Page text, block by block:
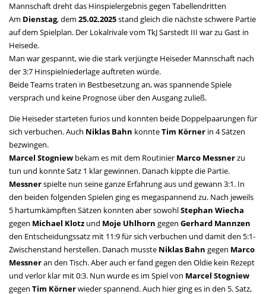
Mannschaft dreht das Hinspielergebnis gegen Tabellendritten
Am Dienstag, dem 25.02.2025stand gleich die nächste schwere Partie
auf dem Spielplan. Der Lokalrivale vom TkJ Sarstedt III war zu Gast in
Heisede.
Man war gespannt, wie die stark verjüngte Heiseder Mannschaft nach
der 3:7 Hinspielniederlage auftreten würde.
Beide Teams traten in Bestbesetzung an, was spannende Spiele
versprach und keine Prognose über den Ausgang zuließ.
Die Heiseder starteten furios und konnten beide Doppelpaarungen für
sich verbuchen. Auch Niklas Bahn konnteTim Körner in 4 Sätzen
bezwingen.
Marcel Stogniew bekam es mit dem Routinier Marco Messnerzu
tun und konnte Satz 1 klar gewinnen. Danach kippte die Partie.
Messnerspielte nun seine ganze Erfahrung aus und gewann 3:1. In
den beiden folgenden Spielen ging es megaspannend zu. Nach jeweils
5 hartumkämpften Sätzen konnten aber sowohlStephan Wiecha
gegen Michael Klotz und Moje Uhlhorn gegen Gerhard Mannzen
den Entscheidungssatz mit 11:9 für sich verbuchen und damit den 5:1-
Zwischenstand herstellen. Danach musste Niklas Bahn gegen Marco
Messneran den Tisch. Aber auch er fand gegen den Oldie kein Rezept
und verlor klar mit 0:3. Nun wurde es im Spiel von Marcel Stogniew
gegen Tim Körnerwieder spannend. Auch hier ging es in den 5. Satz,